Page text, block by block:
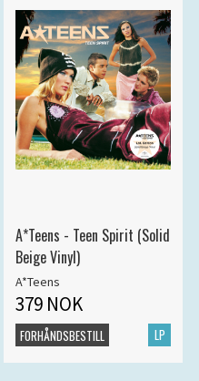
A*Teens - Teen Spirit (Solid
Beige Vinyl)
A*Teens
379 NOK
LP
FORHÅNDSBESTILL